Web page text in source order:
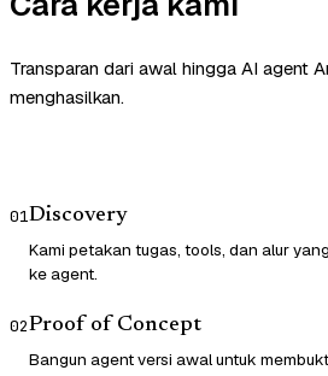
Transparan dari awal hingga AI agent
menghasilkan.
01Discovery
Kami petakan tugas, tools, dan alur
ke agent.
02Proof of Concept
Bangun agent versi awal untuk